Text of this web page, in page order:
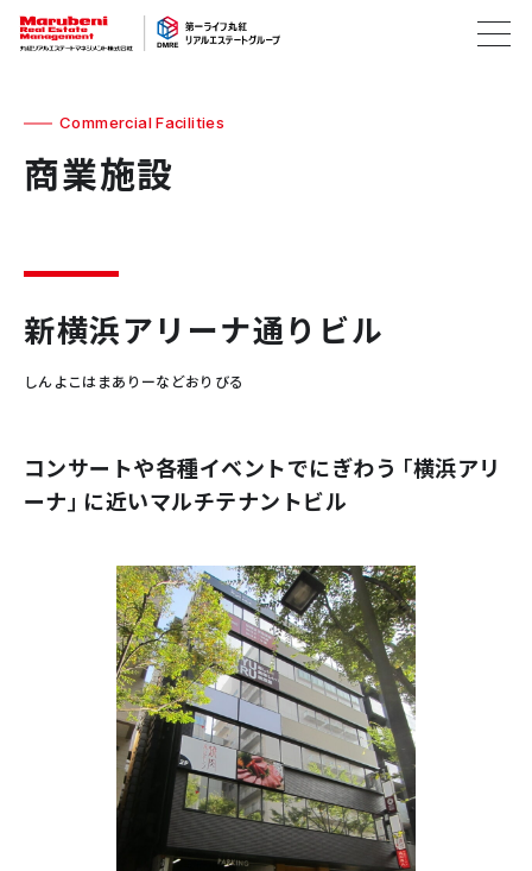
Commercial Facilities
商業施設
新横浜アリーナ通りビル
しんよこはまありーなどおりびる
コンサートや各種イベントでにぎわう「横浜アリ
ーナ」に近いマルチテナントビル